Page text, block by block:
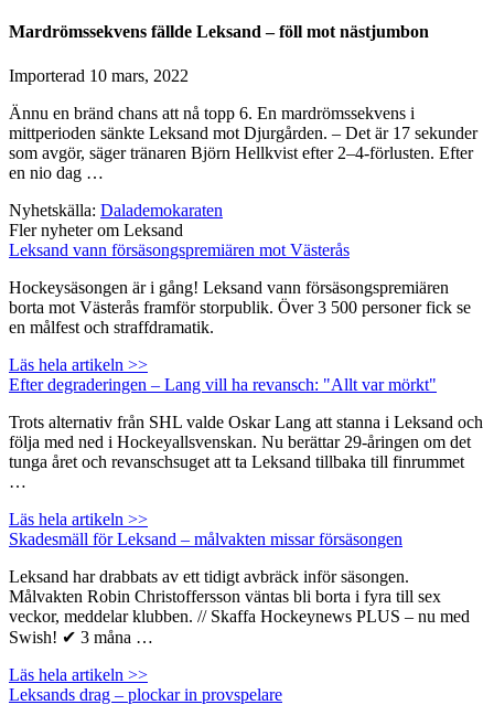
Mardrömssekvens fällde Leksand – föll mot nästjumbon
Importerad 10 mars, 2022
Ännu en bränd chans att nå topp 6. En mardrömssekvens i
mittperioden sänkte Leksand mot Djurgården. – Det är 17 sekunder
som avgör, säger tränaren Björn Hellkvist efter 2–4-förlusten. Efter
en nio dag …
Nyhetskälla: Dalademokaraten
Fler nyheter om Leksand
Leksand vann försäsongspremiären mot Västerås
Hockeysäsongen är i gång! Leksand vann försäsongspremiären
borta mot Västerås framför storpublik. Över 3 500 personer fick se
en målfest och straffdramatik.
Läs hela artikeln >>
Efter degraderingen – Lang vill ha revansch: "Allt var mörkt"
Trots alternativ från SHL valde Oskar Lang att stanna i Leksand och
följa med ned i Hockeyallsvenskan. Nu berättar 29-åringen om det
tunga året och revanschsuget att ta Leksand tillbaka till finrummet
…
Läs hela artikeln >>
Skadesmäll för Leksand – målvakten missar försäsongen
Leksand har drabbats av ett tidigt avbräck inför säsongen.
Målvakten Robin Christoffersson väntas bli borta i fyra till sex
veckor, meddelar klubben. // Skaffa Hockeynews PLUS – nu med
Swish! ✔ 3 måna …
Läs hela artikeln >>
Leksands drag – plockar in provspelare